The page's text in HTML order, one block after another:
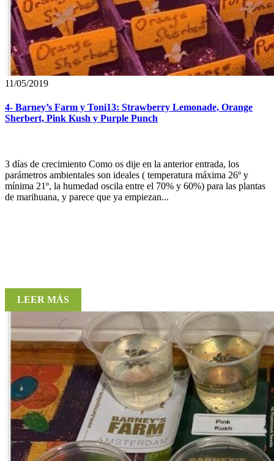
11/05/2019
4- Barney’s Farm y Toni13: Strawberry Lemonade, Orange
Sherbert, Pink Kush y Purple Punch
3 días de crecimiento Como os dije en la anterior entrada, los
parámetros ambientales son ideales ( temperatura máxima 26º y
mínima 21º, la humedad oscila entre el 70% y 60%) para las plantas
de marihuana, y parece que ya empiezan...
LEER MÁS